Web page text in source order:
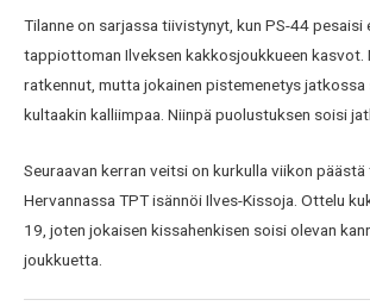
Tilanne on sarjassa tiivistynyt, kun PS-44 pesaisi
tappiottoman Ilveksen kakkosjoukkueen kasvot.
ratkennut, mutta jokainen pistemenetys jatkossa
kultaakin kalliimpaa. Niinpä puolustuksen soisi
Seuraavan kerran veitsi on kurkulla viikon
Hervannassa TPT isännöi Ilves-Kissoja. Ottelu
19, joten jokaisen kissahenkisen soisi olevan
joukkuetta.